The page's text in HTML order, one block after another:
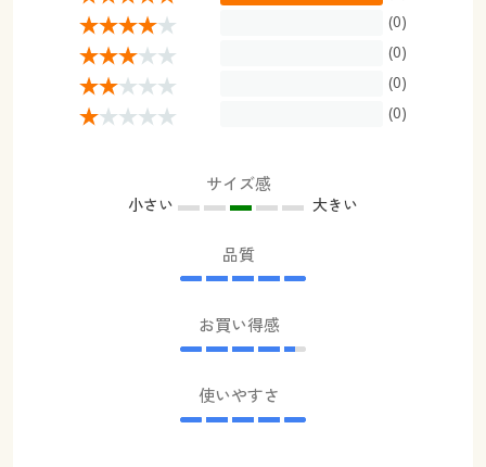
(0)
(0)
(0)
(0)
サイズ感
小さい 大きい
品質
お買い得感
使いやすさ